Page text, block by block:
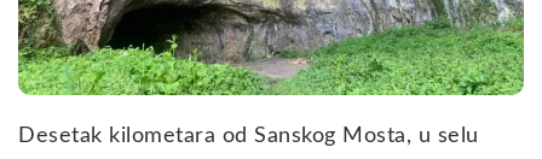
Desetak kilometara od Sanskog Mosta, u selu